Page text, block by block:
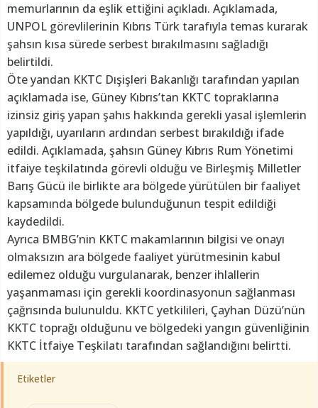
memurlarının da eşlik ettiğini açıkladı. Açıklamada,
UNPOL görevlilerinin Kıbrıs Türk tarafıyla temas kurarak
şahsın kısa sürede serbest bırakılmasını sağladığı
belirtildi.
Öte yandan KKTC Dışişleri Bakanlığı tarafından yapılan
açıklamada ise, Güney Kıbrıs’tan KKTC topraklarına
izinsiz giriş yapan şahıs hakkında gerekli yasal işlemlerin
yapıldığı, uyarıların ardından serbest bırakıldığı ifade
edildi. Açıklamada, şahsın Güney Kıbrıs Rum Yönetimi
itfaiye teşkilatında görevli olduğu ve Birleşmiş Milletler
Barış Gücü ile birlikte ara bölgede yürütülen bir faaliyet
kapsamında bölgede bulunduğunun tespit edildiği
kaydedildi.
Ayrıca BMBG’nin KKTC makamlarının bilgisi ve onayı
olmaksızın ara bölgede faaliyet yürütmesinin kabul
edilemez olduğu vurgulanarak, benzer ihlallerin
yaşanmaması için gerekli koordinasyonun sağlanması
çağrısında bulunuldu. KKTC yetkilileri, Çayhan Düzü’nün
KKTC toprağı olduğunu ve bölgedeki yangın güvenliğinin
KKTC İtfaiye Teşkilatı tarafından sağlandığını belirtti.
Etiketler